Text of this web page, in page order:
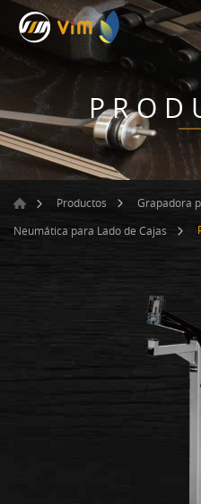
Productos Grapadora
Neumática para Lado de Cajas